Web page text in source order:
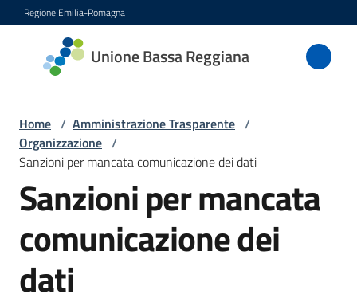
Vai al contenuto
Vai alla navigazione
Vai al footer
Regione Emilia-Romagna
Unione Bassa Reggiana
Unione
Bassa
Amministrazione
Menu selezionato
Novità
Servizi
Home / Amministrazione Trasparente /
Organizzazione /
Sanzioni per mancata comunicazione dei dati
Sanzioni per mancata
comunicazione dei
dati